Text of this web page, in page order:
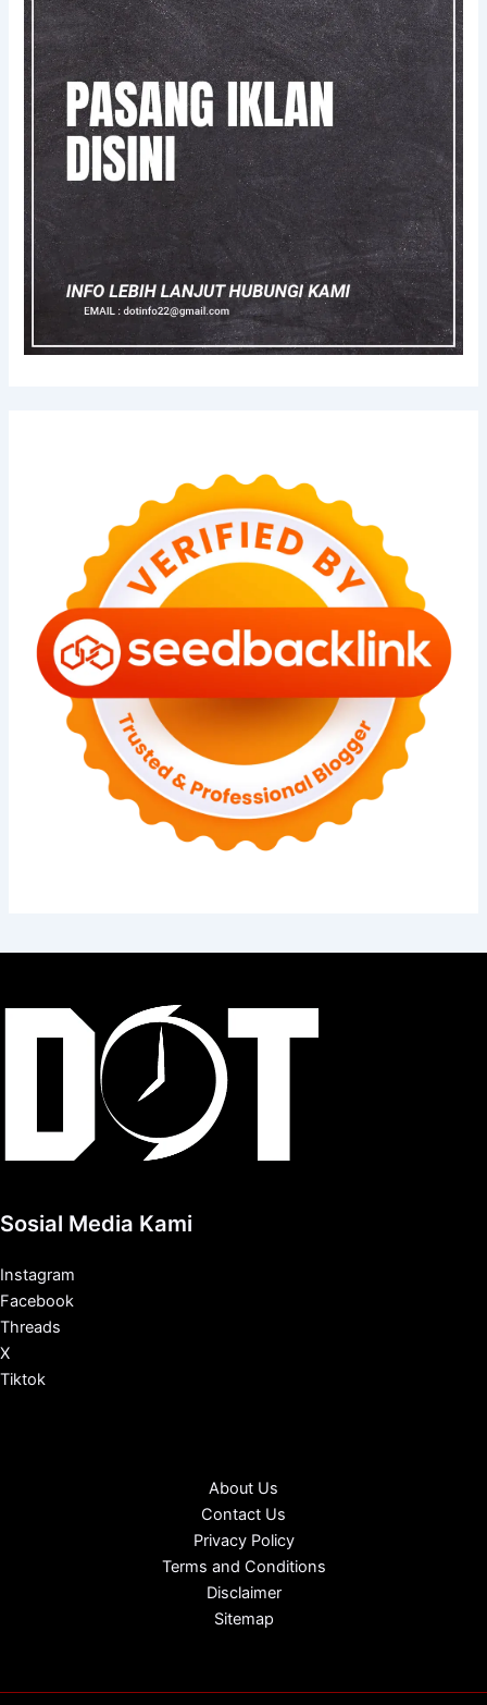
Sosial Media Kami
Instagram
Facebook
Threads
X
Tiktok
About Us
Contact Us
Privacy Policy
Terms and Conditions
Disclaimer
Sitemap